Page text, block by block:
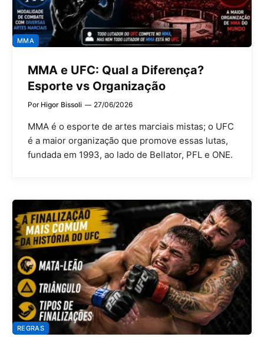
MMA
MMA e UFC: Qual a Diferença?
Esporte vs Organização
Por Higor Bissoli 27/06/2026
MMA é o esporte de artes marciais mistas; o UFC
é a maior organização que promove essas lutas,
fundada em 1993, ao lado de Bellator, PFL e ONE.
REGRAS